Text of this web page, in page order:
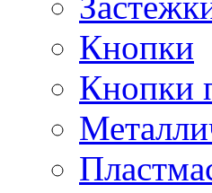
Кнопки
Кнопки